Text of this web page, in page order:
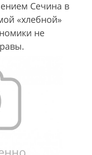
Сечина в
«хлебной»
не